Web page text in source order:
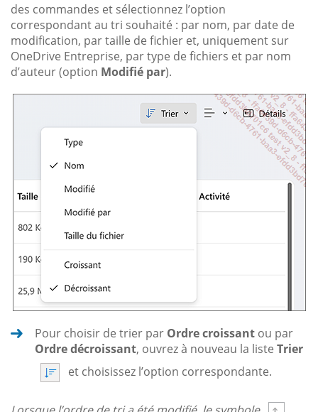
des commandes et sélectionnez l’option
correspondant au tri souhaité : par nom, par date de
modification, par taille de fichier et, uniquement sur
OneDrive Entreprise, par type de fichiers et par nom
d’auteur (option Modifié par).
Pour choisir de trier par Ordre croissant ou par
Ordre décroissant, ouvrez à nouveau la liste Trier
et choisissez l’option correspondante.